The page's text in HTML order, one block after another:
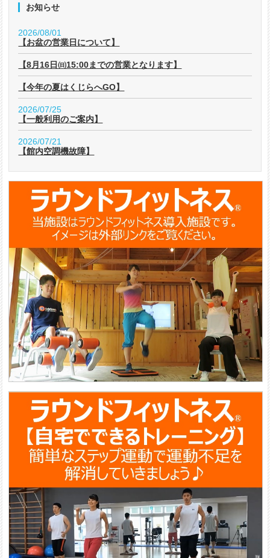
お知らせ
2026/08/01
【お盆の営業日について】
【8月16日㈰15:00までの営業となります】
【今年の夏はくじらへGO】
2026/07/25
【一般利用のご案内】
2026/07/21
【館内空調機故障】